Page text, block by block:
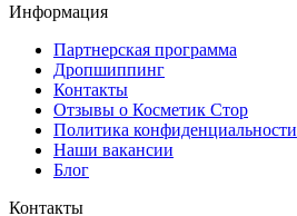
Информация
Партнерская программа
Дропшиппинг
Контакты
Отзывы о Косметик Стор
Политика конфиденциальности
Наши вакансии
Блог
Контакты